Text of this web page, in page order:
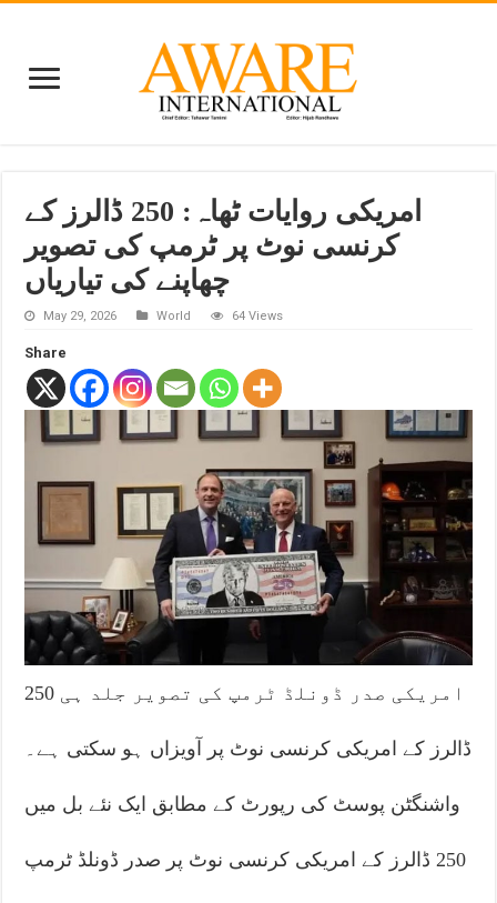
امریکی روایات ٹھاہ: 250 ڈالرز کے
کرنسی نوٹ پر ٹرمپ کی تصویر
چھاپنے کی تیاریاں
May 29, 2026 World 64 Views
Share
امریکی صدر ڈونلڈ ٹرمپ کی تصویر جلد ہی 250
ڈالرز کے امریکی کرنسی نوٹ پر آویزاں ہو سکتی ہے۔
واشنگٹن پوسٹ کی رپورٹ کے مطابق ایک نئے بل میں
250 ڈالرز کے امریکی کرنسی نوٹ پر صدر ڈونلڈ ٹرمپ